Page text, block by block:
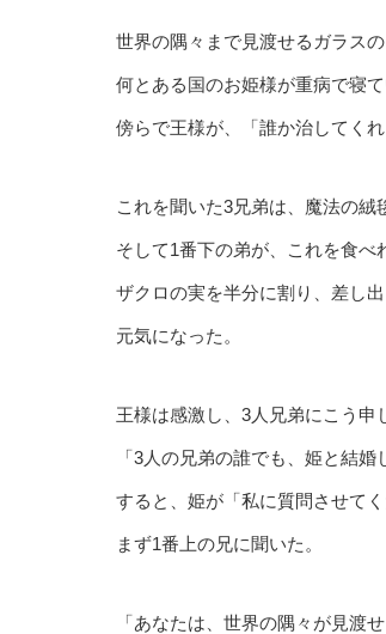
世界の隅々まで見渡せるガラスの
何とある国のお姫様が重病で寝て
傍らで王様が、「誰か治してく
これを聞いた3兄弟は、魔法の絨
そして1番下の弟が、これを食べ
ザクロの実を半分に割り、差し
元気になった。
王様は感激し、3人兄弟にこう申
「3人の兄弟の誰でも、姫と結婚
すると、姫が「私に質問させて
まず1番上の兄に聞いた。
「あなたは、世界の隅々が見渡